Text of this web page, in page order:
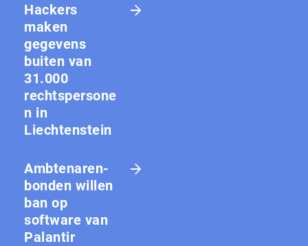
Hackers
maken
gegevens
buiten van
31.000
rechtspersone
n in
Liechtenstein
Amb­te­na­ren­
bon­den willen
ban op
software van
Palantir